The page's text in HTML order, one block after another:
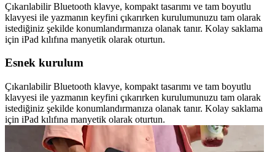
Çıkarılabilir Bluetooth klavye, kompakt tasarımı ve tam boyutlu
klavyesi ile yazmanın keyfini çıkarırken kurulumunuzu tam olarak
istediğiniz şekilde konumlandırmanıza olanak tanır. Kolay saklama
için iPad kılıfına manyetik olarak oturtun.
Esnek kurulum
Çıkarılabilir Bluetooth klavye, kompakt tasarımı ve tam boyutlu
klavyesi ile yazmanın keyfini çıkarırken kurulumunuzu tam olarak
istediğiniz şekilde konumlandırmanıza olanak tanır. Kolay saklama
için iPad kılıfına manyetik olarak oturtun.